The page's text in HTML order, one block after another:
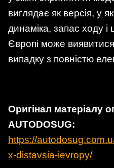
виглядає як версія, у
динаміка, запас ходу і
Європі може
випадку з повністю
Оригінал матеріалу
AUTODOSUG:
https://
x-distavsia-ievropy/